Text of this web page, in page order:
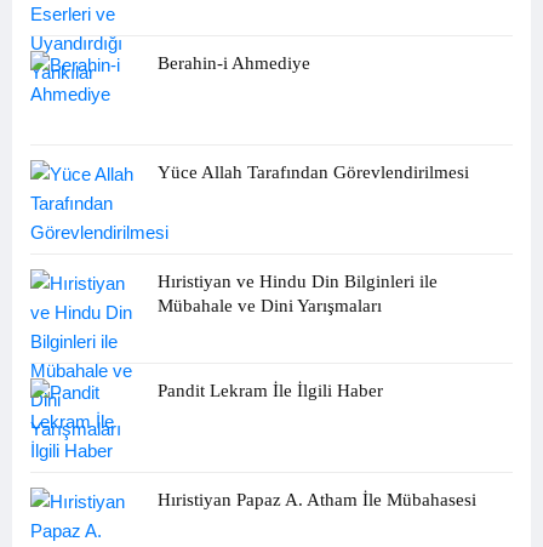
Berahin-i Ahmediye
Yüce Allah Tarafından Görevlendirilmesi
Hıristiyan ve Hindu Din Bilginleri ile
Mübahale ve Dini Yarışmaları
Pandit Lekram İle İlgili Haber
Hıristiyan Papaz A. Atham İle Mübahasesi